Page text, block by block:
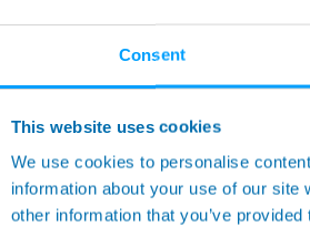
Consent
This website uses cookies
We use cookies to personalise
information about your use of our
other information that you’ve
LEAK TESTER